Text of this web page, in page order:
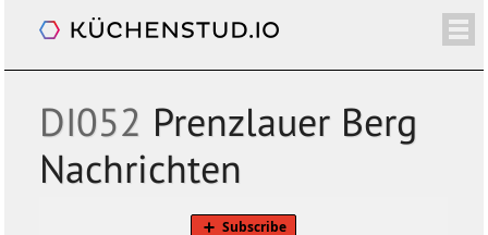
/+ ÜBER SHOP NEWSLETTER
KALENDER
DI052 Prenzlauer Berg
Nachrichten